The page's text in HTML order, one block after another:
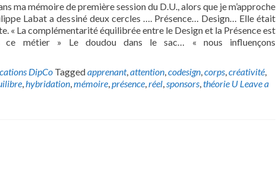
ma mémoire de première session du D.U., alors que je m’approche
Labat a dessiné deux cercles …. Présence… Design… Elle était
« La complémentarité équilibrée entre le Design et la Présence est
ce métier » Le doudou dans le sac… « nous influençons
DipCo Taggedapprenant,attention,codesign,corps,créativité,
,hybridation,mémoire,présence,réel,sponsors,théorie U Leave a